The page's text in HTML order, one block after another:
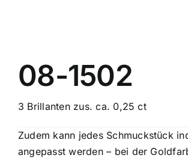
08-1502
3 Brillanten zus. ca. 0,25 ct
Zudem kann jedes Schmuckstück
angepasst werden – bei der